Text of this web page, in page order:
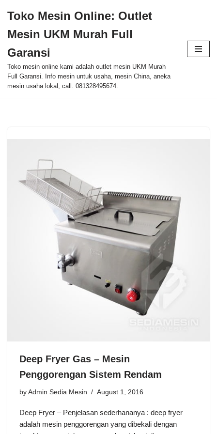
to
content
Toko Mesin Online: Outlet
Mesin UKM Murah Full
Garansi
Toko mesin online kami adalah outlet mesin UKM Murah
Full Garansi. Info mesin untuk usaha, mesin China, aneka
mesin usaha lokal, call: 081328495674.
Deep Fryer Gas – Mesin
Penggorengan Sistem Rendam
by Admin Sedia Mesin August 1, 2016
Deep Fryer – Penjelasan sederhananya : deep fryer
adalah mesin penggorengan yang dibekali dengan